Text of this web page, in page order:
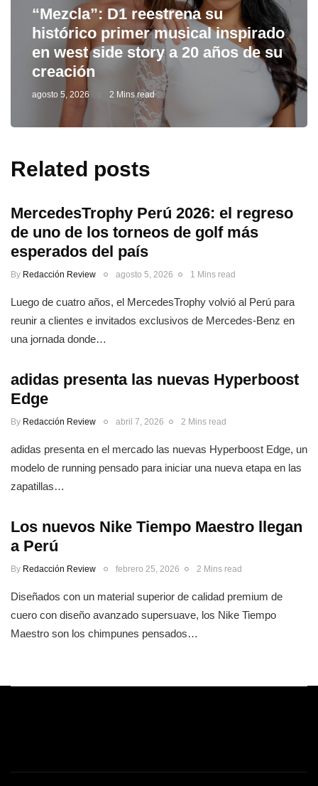
“Mezcla”: D1 reestrena su
histórico primer musical inspirado
en west side story a 20 años de su
creación
agosto 5, 2026 2 Mins read
Related posts
MercedesTrophy Perú 2026: el regreso
de uno de los torneos de golf más
esperados del país
By Redacción Review agosto 5, 2026 1 Mins read
Luego de cuatro años, el MercedesTrophy volvió al Perú para
reunir a clientes e invitados exclusivos de Mercedes-Benz en
una jornada donde…
adidas presenta las nuevas Hyperboost
Edge
By Redacción Review abril 7, 2026 2 Mins read
adidas presenta en el mercado las nuevas Hyperboost Edge, un
modelo de running pensado para iniciar una nueva etapa en las
zapatillas…
Los nuevos Nike Tiempo Maestro llegan
a Perú
By Redacción Review febrero 25, 2026 2 Mins read
Diseñados con un material superior de calidad premium de
cuero con diseño avanzado supersuave, los Nike Tiempo
Maestro son los chimpunes pensados…